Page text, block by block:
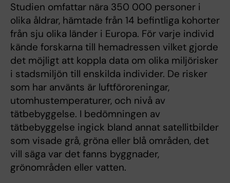
Studien omfattar nära 350 000 personer i
olika åldrar, hämtade från 14 befintliga kohorter
från sju olika länder i Europa. För varje individ
kände forskarna till hemadressen vilket gjorde
det möjligt att koppla data om olika miljörisker
i stadsmiljön till enskilda individer. De risker
som har använts är luftföroreningar,
utomhustemperaturer, och nivå av
tätbebyggelse. I bedömningen av
tätbebyggelse ingick bland annat satellitbilder
som visade grå, gröna eller blå områden, det
vill säga var det fanns byggnader,
grönområden eller vatten.